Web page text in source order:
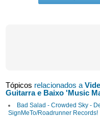
Tópicos relacionados a
Guitarra e Baixo 'Music
Bad Salad - Crowded Sky -
SignMeTo/Roadrunner Records!